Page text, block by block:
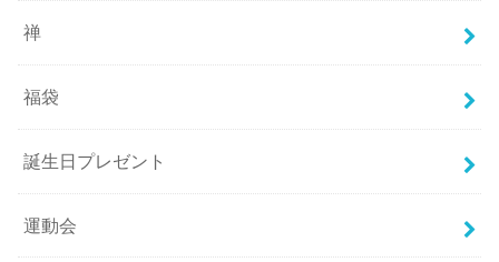
禅
福袋
誕生日プレゼント
運動会